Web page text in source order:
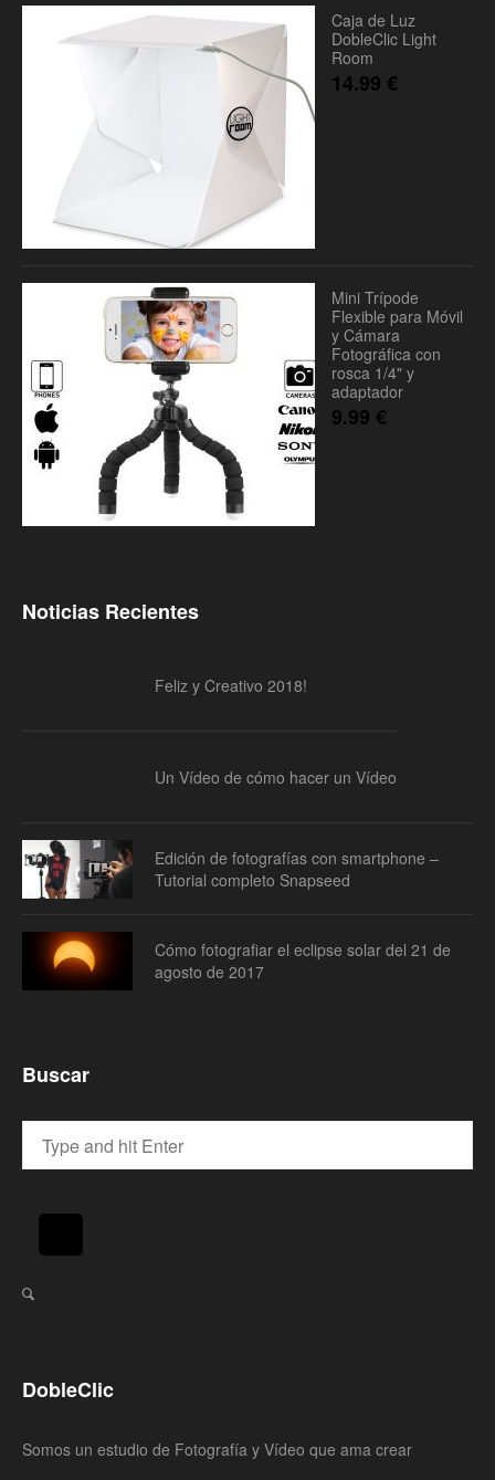
Caja de Luz
DobleClic Light
Room
14.99 €
Mini Trípode
Flexible para Móvil
y Cámara
Fotográfica con
rosca 1/4" y
adaptador
9.99 €
Noticias Recientes
Feliz y Creativo 2018!
Un Vídeo de cómo hacer un Vídeo
Edición de fotografías con smartphone –
Tutorial completo Snapseed
Cómo fotografiar el eclipse solar del 21 de
agosto de 2017
Buscar
DobleClic
Somos un estudio de Fotografía y Vídeo que ama crear